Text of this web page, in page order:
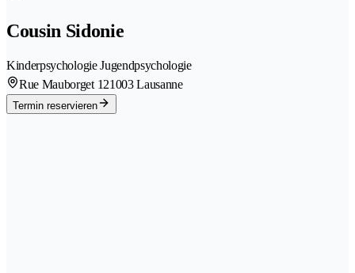
Cousin Sidonie
Kinderpsychologie Jugendpsychologie
Rue Mauborget 121003 Lausanne
Termin reservieren